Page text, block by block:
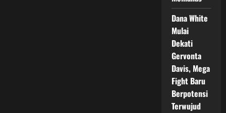
Dana White
Mulai
Dekati
Gervonta
Davis, Mega
Fight Baru
Berpotensi
Terwujud